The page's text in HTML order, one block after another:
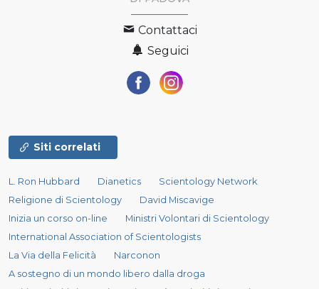
Contattaci
Seguici
Siti correlati
L. Ron Hubbard Dianetics
Scientology Network
Religione di Scientology
David Miscavige
Inizia un corso on-line
Ministri Volontari di Scientology
International Association of Scientologists
La Via della Felicità
Narconon
A sostegno di un mondo libero dalla droga